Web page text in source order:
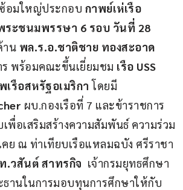
อมใหญ่ประกอบ กาพย์เห่เรือ
ระชนมพรรษา 6 รอบ วันที่ 28
าน พล.ร.อ.ชาติชาย ทองสะอาด
ร พร้อมคณะขึ้นเยี่ยมชม เรือ USS
เรือสหรัฐอเมริกา โดยมี
ผบ.กองเรือที่ 7 และข้าราชการ
พื่อเสริมสร้างความสัมพันธ์ ความร่วม
คย ณ ท่าเทียบเรือแหลมฉบัง ศรีราชา
.วสันต์ สาทรกิจ เจ้ากรมยุทธศึกษา
ธานในการมอบทุนการศึกษาให้กับ